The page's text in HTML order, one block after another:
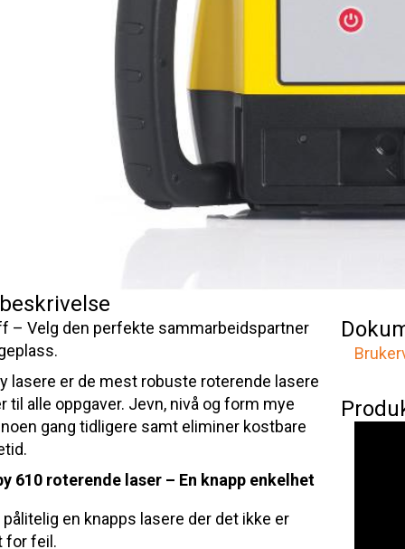
– Velg den perfekte sammarbeidspartner
lasere er de mest robuste roterende lasere
til alle oppgaver. Jevn, nivå og form mye
gang tidligere samt eliminer kostbare
610 roterende laser – En knapp enkelhet
pålitelig en knapps lasere der det ikke er
for feil.